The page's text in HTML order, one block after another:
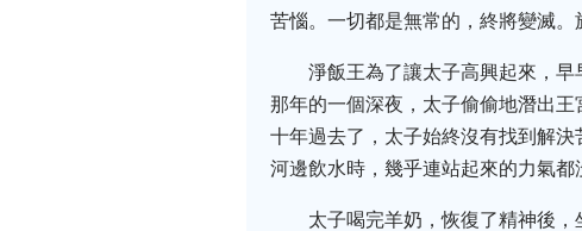
苦惱。一切都是無常的，終將變滅。
淨飯王為了讓太子高興起來，
那年的一個深夜，太子偷偷地潛出
十年過去了，太子始終沒有找到解
河邊飲水時，幾乎連站起來的力氣都
太子喝完羊奶，恢復了精神後